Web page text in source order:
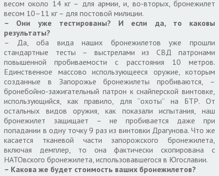
весом около 14 кг – для армии, и, во-вторых, бронежилет
весом 10–11 кг – для постовой милиции.
– Они уже тестированы? И если да, то каковы
результаты?
– Да, оба вида наших бронежилетов уже прошли
стандартные тесты – выстрелами из СВД патронами
повышенной пробиваемости с расстояния 10 метров.
Единственное массово использующееся оружие, которым
созданные в Запорожье бронежилеты пробиваются, –
бронебойно-зажигательный патрон к снайперской винтовке,
использующийся, как правило, для “охоты” на БТР. От
остальных видов оружия, как показали испытания, наш
бронежилет защищает – не пробивается даже при
попадании в одну точку 9 раз из винтовки Драгунова. Что же
касается тканевой части запорожского бронежилета,
включая демплер, то она фактически скопирована с
НАТОвского бронежилета, использовавшегося в Югославии.
– Какова же будет стоимость ваших бронежилетов?